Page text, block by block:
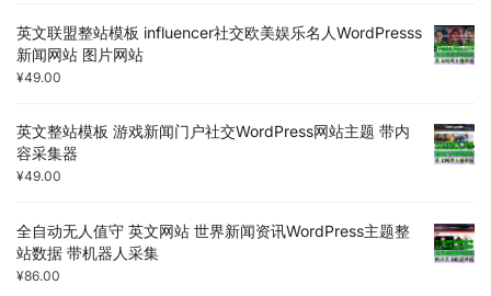
英文联盟整站模板 influencer社交欧美娱乐名人WordPresss
新闻网站 图片网站
¥49.00
英文整站模板 游戏新闻门户社交WordPress网站主题 带内
容采集器
¥49.00
全自动无人值守 英文网站 世界新闻资讯WordPress主题整
站数据 带机器人采集
¥86.00